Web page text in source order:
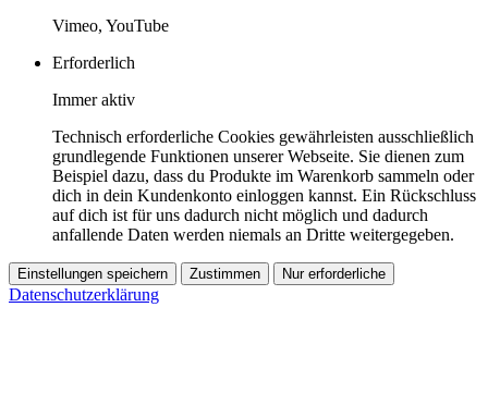
Vimeo, YouTube
Erforderlich
Immer aktiv
Technisch erforderliche Cookies gewährleisten ausschließlich
grundlegende Funktionen unserer Webseite. Sie dienen zum
Beispiel dazu, dass du Produkte im Warenkorb sammeln oder
dich in dein Kundenkonto einloggen kannst. Ein Rückschluss
auf dich ist für uns dadurch nicht möglich und dadurch
anfallende Daten werden niemals an Dritte weitergegeben.
Einstellungen speichern Zustimmen Nur erforderliche
Datenschutzerklärung